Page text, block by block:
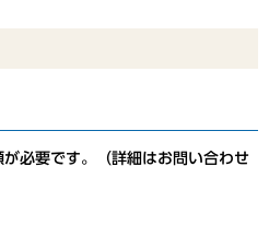
必要です。（詳細はお問い合わせ